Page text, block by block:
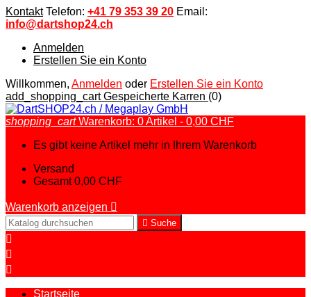
Kontakt Telefon: +41 79 353 39 20 Email:
info@dartshop24.ch
Anmelden
Erstellen Sie ein Konto
Willkommen, Anmelden oder Erstellen Sie ein Konto
add_shopping_cartGespeicherte Karren (0)
shopping_cart Warenkorb: 0Artikel - 0,00 CHF
Es gibt keine Artikel mehr in Ihrem Warenkorb
Versand
Gesamt 0,00 CHF
Warenkorb anzeigen 
 Suche



Startseite